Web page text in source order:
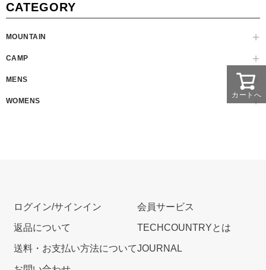
CATEGORY
MOUNTAIN
CAMP
MENS
WOMENS
カートへ
ログイン/サインイン
返品について
送料・お支払い方法について
会員サービス
TECHCOUNTRYとは
JOURNAL